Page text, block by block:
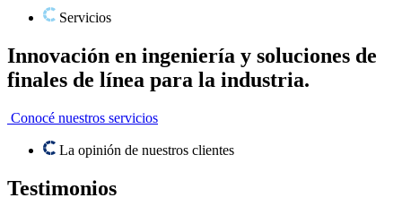
Servicios
Innovación en ingeniería y soluciones de
finales de línea para la industria.
Conocé nuestros servicios
La opinión de nuestros clientes
Testimonios